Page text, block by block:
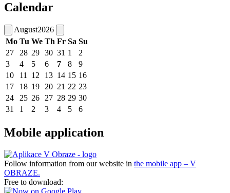
Calendar
August2026
Mo Tu We Th Fr Sa Su
27
28 29 30 31 1
2
3
4 5 6 7 8
9
10
11 12 13 14 15 16
17
18 19 20 21 22 23
24
25 26 27 28 29 30
31
1 2 3 4 5 6
Mobile application
Follow information from our website in the mobile app – V
OBRAZE.
Free to download: